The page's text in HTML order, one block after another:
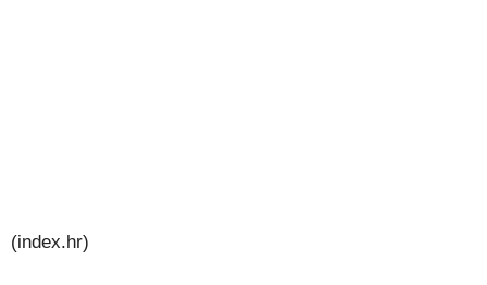
(index.hr)